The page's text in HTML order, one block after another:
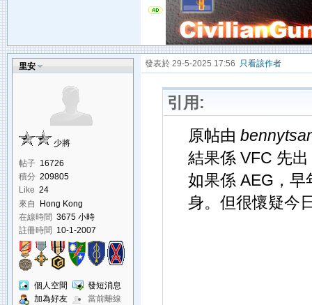
里安
少將
帖子 16726
積分 209805
Like 24
來自
Hong Kong
在線時間 3675 小時
註冊時間
10-1-2007
個人空間
發短消息
加為好友
當前離線
發表於 29-5-2025 17:56 只看該作者
引用:
原帖由
結果係 VFC 先
如果係 AEG，早
身。但很懷疑今